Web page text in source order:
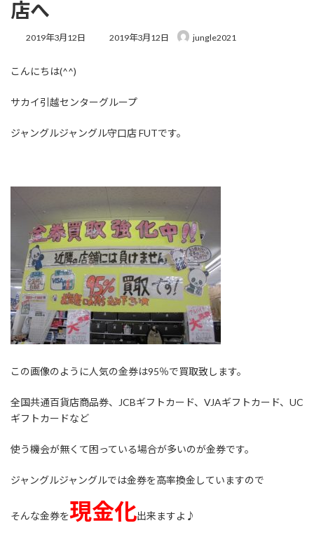
店へ
2019年3月12日
最
時
:
2019年3月12日 jungle2021
こんにちは(^^)
サカイ引越センターグループ
ジャングルジャングル守口店 FUTです。
この画像のように人気の金券は95％で買取致します。
全国共通百貨店商品券、JCBギフトカード、VJAギフトカード、UC
ギフトカードなど
使う機会が無くて困っている場合が多いのが金券です。
ジャングルジャングルでは金券を高率換金していますので
そんな金券を現金化出来ますよ♪